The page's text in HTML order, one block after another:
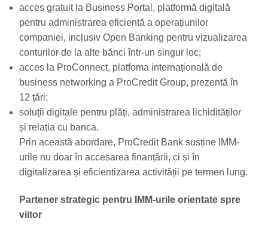
acces gratuit la Business Portal, platformă digitală
pentru administrarea eficientă a operațiunilor
companiei, inclusiv Open Banking pentru vizualizarea
conturilor de la alte bănci într-un singur loc;
acces la ProConnect, platfoma internațională de
business networking a ProCredit Group, prezentă în
12 țări;
soluții digitale pentru plăți, administrarea lichidităților
și relația cu banca.
Prin această abordare, ProCredit Bank susține IMM-
urile nu doar în accesarea finanțării, ci și în
digitalizarea și eficientizarea activității pe termen lung.
Partener strategic pentru IMM-urile orientate spre
viitor